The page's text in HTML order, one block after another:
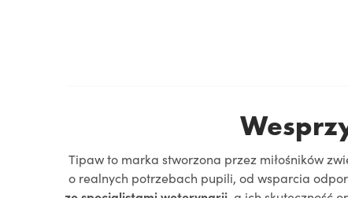
Tipaw to marka stworzona przez miłośników
o realnych potrzebach pupili, od wsparcia